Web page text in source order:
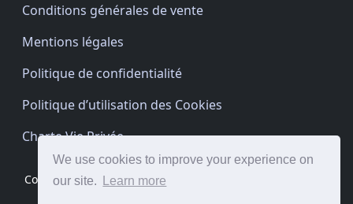
We use cookies to improve your experience on
our site.
Learn more
Conditions générales de vente
Mentions légales
Politique de confidentialité
Politique d’utilisation des Cookies
Charte Vie Privée
Copyright © Cartomancien.be 2026 · Site by